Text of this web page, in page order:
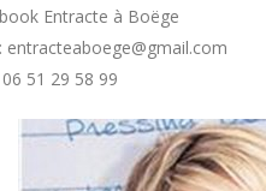
Entracte à Boëge
entracteaboege@gmail.com
06 51 29 58 99